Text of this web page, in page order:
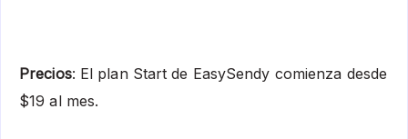
Precios: El plan Start de EasySendy comienza desde
$19 al mes.